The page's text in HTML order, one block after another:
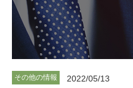
その他の情報 2022/05/13